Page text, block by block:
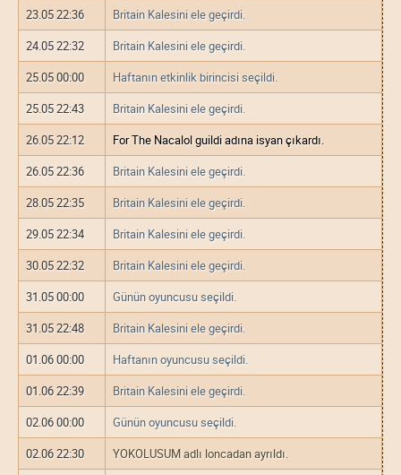
23.05 22:36
Britain Kalesini ele geçirdi.
24.05 22:32
Britain Kalesini ele geçirdi.
25.05 00:00
Haftanın etkinlik birincisi seçildi.
25.05 22:43
Britain Kalesini ele geçirdi.
26.05 22:12
For The Nacalol guildi adına isyan çıkardı.
26.05 22:36
Britain Kalesini ele geçirdi.
28.05 22:35
Britain Kalesini ele geçirdi.
29.05 22:34
Britain Kalesini ele geçirdi.
30.05 22:32
Britain Kalesini ele geçirdi.
31.05 00:00
Günün oyuncusu seçildi.
31.05 22:48
Britain Kalesini ele geçirdi.
01.06 00:00
Haftanın oyuncusu seçildi.
01.06 22:39
Britain Kalesini ele geçirdi.
02.06 00:00
Günün oyuncusu seçildi.
02.06 22:30
YOKOLUSUM adlı loncadan ayrıldı.